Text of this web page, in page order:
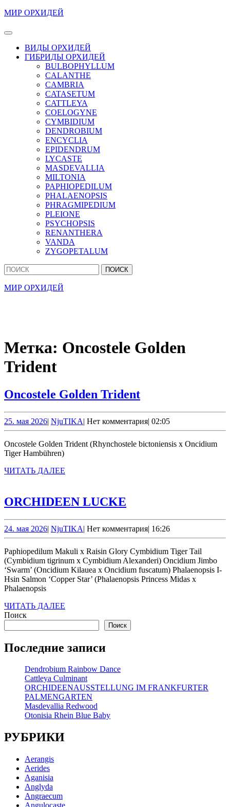
Перейти
содержимому
содержимому
МИР ОРХИДЕЙ
Кнопка
ОткрытьВИДЫ ОРХИДЕЙ
ГИБРИДЫ ОРХИДЕЙ
BULBOPHYLLUM
CALANTHE
CAMBRIA
CATASETUM
CATTLEYA
COELOGYNE
CYMBIDIUM
DENDROBIUM
ENCYCLIA
EPIDENDRUM
LYCASTE
MASDEVALLIA
MILTONIA
PAPHIOPEDILUM
PHALAENOPSIS
PHRAGMIPEDIUM
PLEIONE
PSYCHOPSIS
RENANTHERA
VANDA
ZYGOPETALUM
Кнопка
Закрыть
Найти:
МИР ОРХИДЕЙ
Метка: Oncostele Golden
Trident
Oncostele Golden TridentOncostele
Trident
25. мая 202625.
мая
2026
| NjuTIKANjuTIKA
| Нет комментария| 02:05
Oncostele Golden Trident (Rhynchostele bictoniensis x Oncidium
Tiger Hambühren)
ЧИТАТЬ ДАЛЕЕ
ORCHIDEEN LUCKE
24. мая 202624.
мая
2026
| NjuTIKANjuTIKA
| Нет комментария| 16:26
Paphiopedilum Makuli х Raisin Glory Cymbidium Tiger Tail
(Cymbidium tigrinum x Cymbidium Alexanderi) Oncidium Jimbo
‘Swarm’ (Oncidium Kilauea x Oncidium fuscatum) Phalaenopsis I-
Hsin Salmon ‘Copper Star’ (Phalaenopsis Princess Midas x
Phalaenopsis
ЧИТАТЬ ДАЛЕЕ
Поиск
Поиск
Последние записи
Dendrobium Rainbow Dance
Cattleya Culminant
ORCHIDEENAUSSTELLUNG IM FRANKFURTER
PALMENGARTEN
Masdevallia Redwood
Otonisia Rhein Blue Baby
РУБРИКИ
Aerangis
Aerides
Aganisia
Anglyda
Angraecum